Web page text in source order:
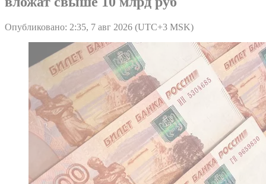
Опубликовано: 2:35, 7 авг 2026 (UTC+3 MSK)